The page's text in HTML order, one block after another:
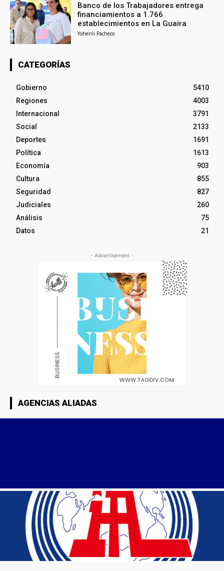
Banco de los Trabajadores entrega
financiamientos a 1.766
establecimientos en La Guaira
Yohenli Pacheco
CATEGORÍAS
Gobierno
5410
Regiones
4003
Internacional
3791
Social
2133
Deportes
1691
Política
1613
Economía
903
Cultura
855
Seguridad
827
Judiciales
260
Análisis
75
Datos
21
- Advertisement -
AGENCIAS ALIADAS